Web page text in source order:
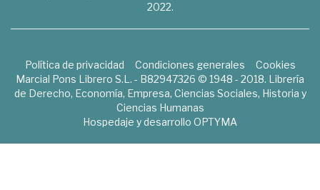
2022.
Política de privacidad Condiciones generales
Cookies
Marcial Pons Librero S.L. - B82947326 © 1948 - 2018. Librería
de Derecho, Economía, Empresa, Ciencias Sociales, Historia y
Ciencias Humanas
Hospedaje y desarrollo OPTYMA